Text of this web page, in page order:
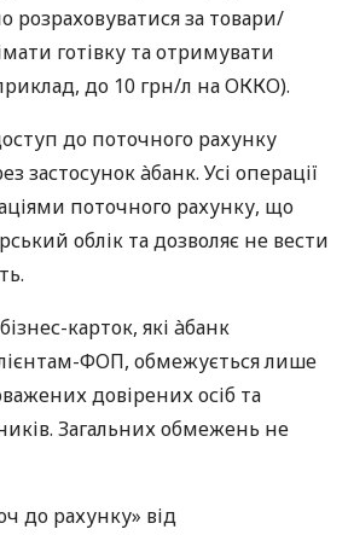
розраховуватися за товари/
готівку та отримувати
до 10 грн/л на ОККО).
до поточного рахунку
застосунок àбанк. Усі операції
поточного рахунку, що
облік та дозволяє не вести
карток, які àбанк
ФОП, обмежується лише
довірених осіб та
Загальних обмежень не
до рахунку» від